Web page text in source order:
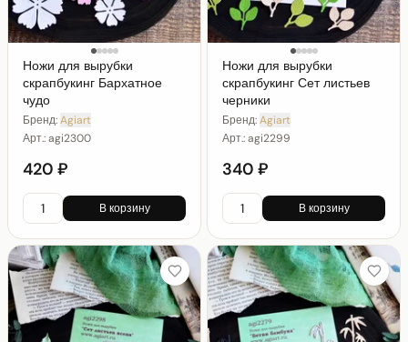
Ножи для вырубки
скрапбукинг Бархатное
чудо
Бренд:Agiart
Арт.:agi2300
420 ₽
В корзину
Ножи для вырубки
скрапбукинг Сет листьев
черники
Бренд:Agiart
Арт.:agi2299
340 ₽
В корзину